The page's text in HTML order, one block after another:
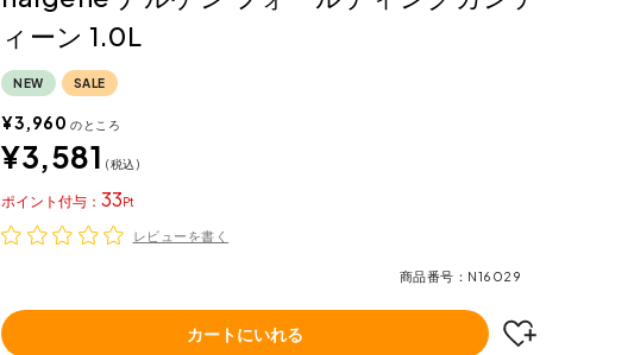
ィーン 1.0L
NEW SALE
¥3,960 のところ
¥3,581 税込
33
ポイント
レビューを書く
商品番号 N16029
カートにいれる